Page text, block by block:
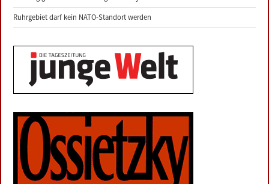
Ruhrgebiet darf kein NATO-Standort werden